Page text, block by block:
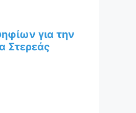
για την
Στερεάς